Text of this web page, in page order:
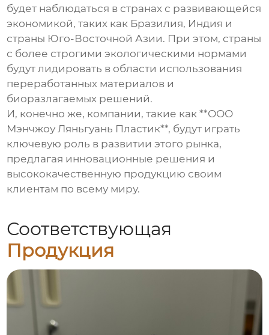
будет наблюдаться в странах с развивающейся
экономикой, таких как Бразилия, Индия и
страны Юго-Восточной Азии. При этом, страны
с более строгими экологическими нормами
будут лидировать в области использования
переработанных материалов и
биоразлагаемых решений.
И, конечно же, компании, такие как **ООО
Мэнчжоу Ляньгуань Пластик**, будут играть
ключевую роль в развитии этого рынка,
предлагая инновационные решения и
высококачественную продукцию своим
клиентам по всему миру.
Соответствующая
Продукция